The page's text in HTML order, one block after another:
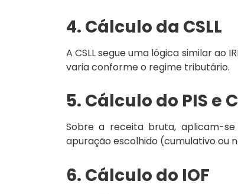
4. Cálculo da CSLL
A CSLL segue uma lógica similar ao
varia conforme o regime tributário.
5. Cálculo do PIS e
Sobre a receita bruta, aplicam-
apuração escolhido (cumulativo ou
6. Cálculo do IOF